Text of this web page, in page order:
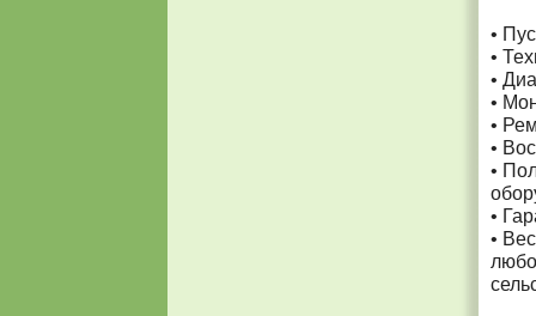
•
•
•
•
•
•
•
•
•